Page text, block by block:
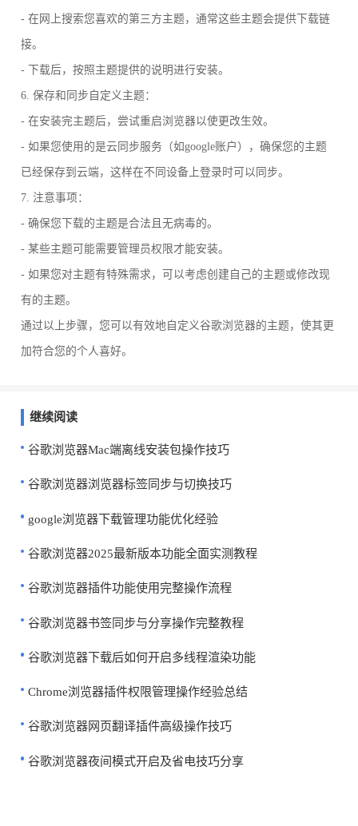
- 在网上搜索您喜欢的第三方主题，通常这些主题会提供下载链
接。
- 下载后，按照主题提供的说明进行安装。
6. 保存和同步自定义主题：
- 在安装完主题后，尝试重启浏览器以使更改生效。
- 如果您使用的是云同步服务（如google账户），确保您的主题
已经保存到云端，这样在不同设备上登录时可以同步。
7. 注意事项：
- 确保您下载的主题是合法且无病毒的。
- 某些主题可能需要管理员权限才能安装。
- 如果您对主题有特殊需求，可以考虑创建自己的主题或修改现
有的主题。
通过以上步骤，您可以有效地自定义谷歌浏览器的主题，使其更
加符合您的个人喜好。
继续阅读
谷歌浏览器Mac端离线安装包操作技巧
谷歌浏览器浏览器标签同步与切换技巧
google浏览器下载管理功能优化经验
谷歌浏览器2025最新版本功能全面实测教程
谷歌浏览器插件功能使用完整操作流程
谷歌浏览器书签同步与分享操作完整教程
谷歌浏览器下载后如何开启多线程渲染功能
Chrome浏览器插件权限管理操作经验总结
谷歌浏览器网页翻译插件高级操作技巧
谷歌浏览器夜间模式开启及省电技巧分享